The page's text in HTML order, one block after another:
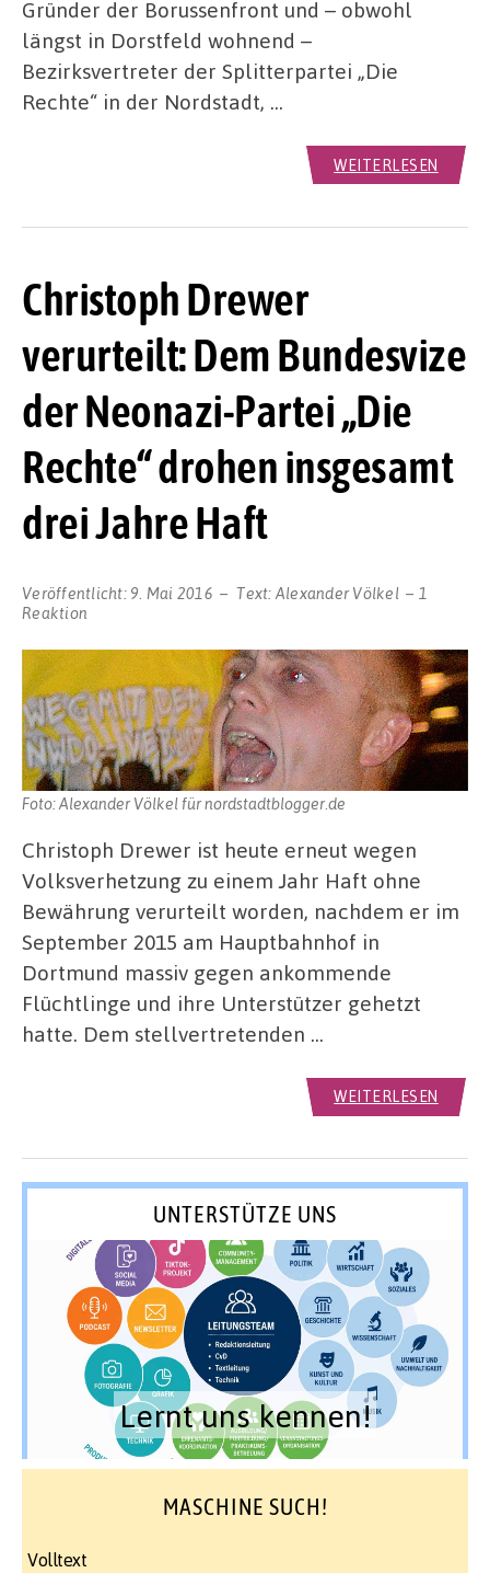
Gründer der Borussenfront und – obwohl
längst in Dorstfeld wohnend –
Bezirksvertreter der Splitterpartei „Die
Rechte“ in der Nordstadt, …
WEITERLESEN
Christoph Drewer
verurteilt: Dem Bundesvize
der Neonazi-Partei „Die
Rechte“ drohen insgesamt
drei Jahre Haft
Veröffentlicht: 9. Mai 2016 Text: Alexander Völkel
1
Reaktion
Foto: Alexander Völkel für nordstadtblogger.de
Christoph Drewer ist heute erneut wegen
Volksverhetzung zu einem Jahr Haft ohne
Bewährung verurteilt worden, nachdem er im
September 2015 am Hauptbahnhof in
Dortmund massiv gegen ankommende
Flüchtlinge und ihre Unterstützer gehetzt
hatte. Dem stellvertretenden …
WEITERLESEN
UNTERSTÜTZE UNS
Lernt uns kennen!
MASCHINE SUCH!
Volltext